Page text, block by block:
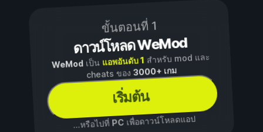
ขั้นตอนที่ 1
ดาวน์โหลด WeMod
WeModเป็น แอพอันดับ 1 สำหรับ mod และ
cheats ของ3000+ เกม
เริ่มต้น
...หรือไปที่ PCเพื่อดาวน์โหลดแอป